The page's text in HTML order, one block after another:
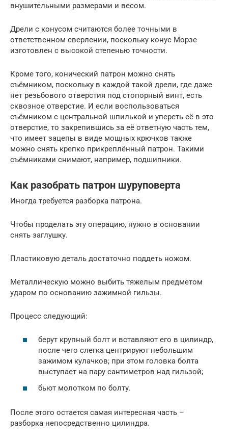
внушительными размерами и весом.
Дрели с конусом считаются более точными в
ответственном сверлении, поскольку конус Морзе
изготовлен с высокой степенью точности.
Кроме того, конический патрон можно снять
съёмником, поскольку в каждой такой дрели, где даже
нет резьбового отверстия под стопорный винт, есть
сквозное отверстие. И если воспользоваться
съёмником с центральной шпилькой и упереть её в это
отверстие, то закрепившись за её ответную часть тем,
что имеет зацепы в виде мощных крючков также
можно снять крепко прикреплённый патрон. Такими
съёмниками снимают, например, подшипники.
Как разобрать патрон шуруповерта
Иногда требуется разборка патрона.
Чтобы проделать эту операцию, нужно в основании
снять заглушку.
Пластиковую деталь достаточно поддеть ножом.
Металлическую можно выбить тяжелым предметом
ударом по основанию зажимной гильзы.
Процесс следующий:
берут крупный болт и вставляют его в цилиндр,
после чего слегка центрируют небольшим
зажимом кулачков; при этом головка болта
выступает на пару сантиметров над гильзой;
бьют молотком по болту.
После этого остается самая интересная часть –
разборка непосредственно цилиндра.